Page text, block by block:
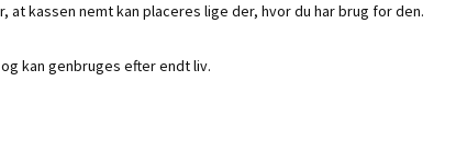
kassen nemt kan placeres lige der, hvor du har brug for den.
kan genbruges efter endt liv.